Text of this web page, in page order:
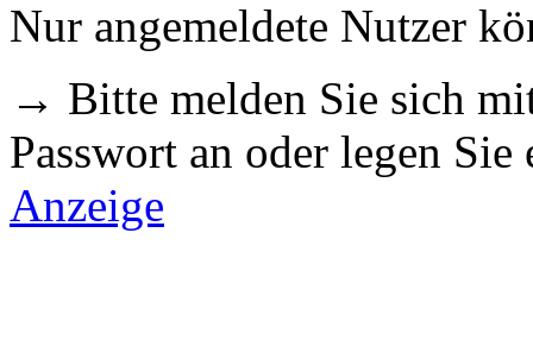
Nur angemeldete Nutzer
→ Bitte melden Sie sich
Passwort an oder legen
Anzeige